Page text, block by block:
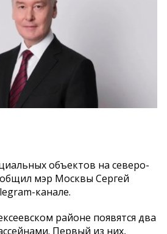
объектов на северо-
мэр Москвы Сергей
канале.
районе появятся два
Первый из них,